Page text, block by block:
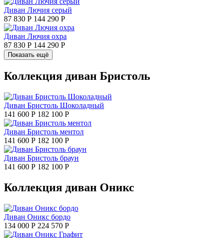
Диван Лючия серый
87 830 Р 144 290 Р
Диван Лючия охра
87 830 Р 144 290 Р
Показать ещё
Коллекция диван Бристоль
Диван Бристоль Шоколадный
141 600 Р 182 100 Р
Диван Бристоль ментол
141 600 Р 182 100 Р
Диван Бристоль браун
141 600 Р 182 100 Р
Коллекция диван Оникс
Диван Оникс бордо
134 000 Р 224 570 Р